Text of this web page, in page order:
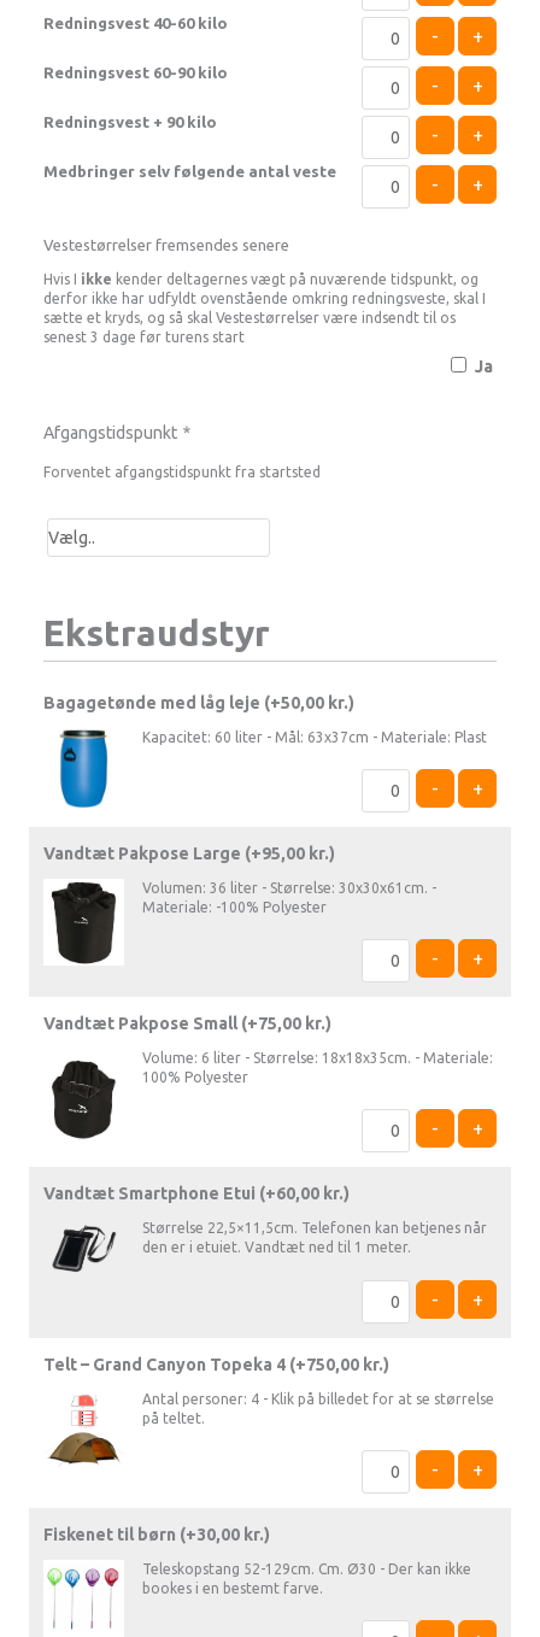
Redningsvest 40-60 kilo
- +
Redningsvest 60-90 kilo
- +
Redningsvest + 90 kilo
- +
Medbringer selv følgende antal veste
- +
Vestestørrelser fremsendes senere
Hvis I ikke kender deltagernes vægt på nuværende tidspunkt, og
derfor ikke har udfyldt ovenstående omkring redningsveste, skal I
sætte et kryds, og så skal Vestestørrelser være indsendt til os
senest 3 dage før turens start
Ja
Afgangstidspunkt *
Forventet afgangstidspunkt fra startsted
Ekstraudstyr
Bagagetønde med låg leje (+50,00 kr.)
Kapacitet: 60 liter - Mål: 63x37cm - Materiale: Plast
- +
Vandtæt Pakpose Large (+95,00 kr.)
Volumen: 36 liter - Størrelse: 30x30x61cm. -
Materiale: -100% Polyester
- +
Vandtæt Pakpose Small (+75,00 kr.)
Volume: 6 liter - Størrelse: 18x18x35cm. - Materiale:
100% Polyester
- +
Vandtæt Smartphone Etui (+60,00 kr.)
Størrelse 22,5×11,5cm. Telefonen kan betjenes når
den er i etuiet. Vandtæt ned til 1 meter.
- +
Telt – Grand Canyon Topeka 4 (+750,00 kr.)
Antal personer: 4 - Klik på billedet for at se størrelse
på teltet.
- +
Fiskenet til børn (+30,00 kr.)
Teleskopstang 52-129cm. Cm. Ø30 - Der kan ikke
bookes i en bestemt farve.